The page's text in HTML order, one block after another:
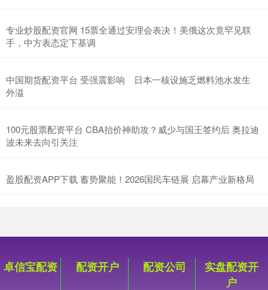
专业炒股配资官网 15票全通过安理会表决！美俄这次竟罕见联
手，中方表态定下基调
中国期货配资平台 受强震影响 日本一核设施乏燃料池水发生
外溢
100元股票配资平台 CBA抬价神助攻？威少与国王签约后 奥拉迪
波未来去向引关注
盈股配资APP下载 蓄势聚能！2026国民车链展 启幕产业新格局
卓信宝配资 配资开户 配资公司
实盘配资开
户